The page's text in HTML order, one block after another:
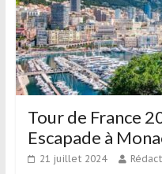
de
la
découverte
culturelle
d’un
pays
d’une
région
Tour de France
Escapade à
21 juillet 2024